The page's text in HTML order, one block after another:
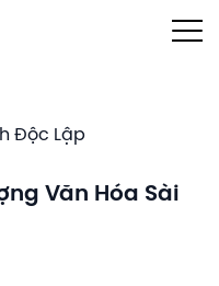
Độc Lập
Văn Hóa Sài